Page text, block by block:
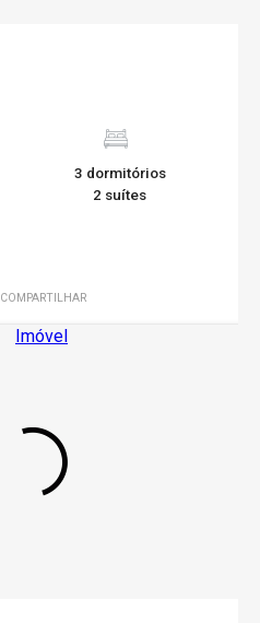
3 dormitórios
2 suítes
COMPARTILHAR